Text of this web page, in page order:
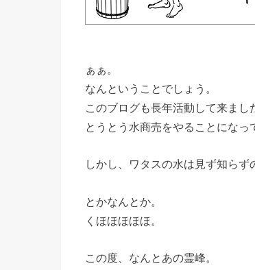
ぁぁ。
なんということでしょう。
このブログも長年活動して来まし
とうとう水商売をやることになっ
しかし、ワタスの水は見ず知らず
とかなんとか。
くほほほほほ。
この度、なんとあの霊峰。